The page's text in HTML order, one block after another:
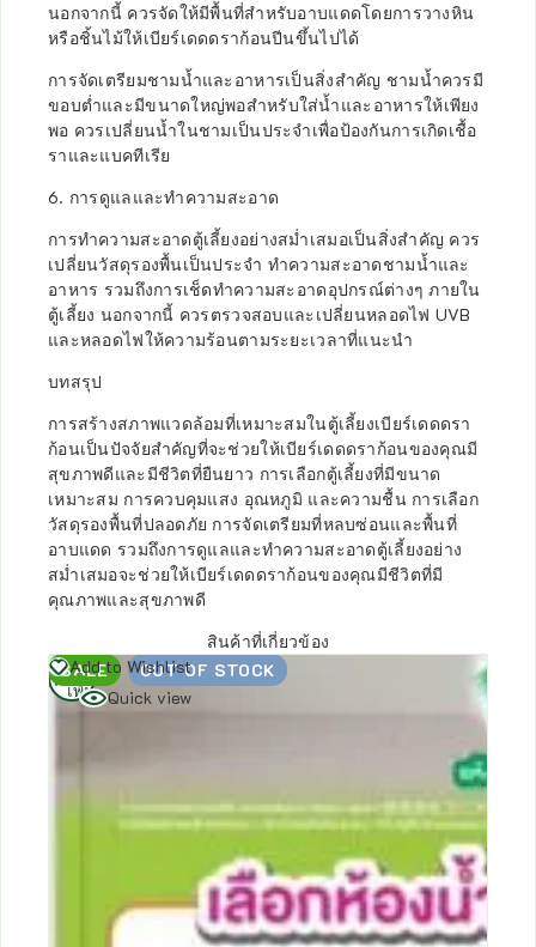
นอกจากนี้ ควรจัดให้มีพื้นที่สำหรับอาบแดดโดยการวางหิน
หรือชิ้นไม้ให้เบียร์เดดดราก้อนปีนขึ้นไปได้
การจัดเตรียมชามน้ำและอาหารเป็นสิ่งสำคัญ ชามน้ำควรมี
ขอบต่ำและมีขนาดใหญ่พอสำหรับใส่น้ำและอาหารให้เพียง
พอ ควรเปลี่ยนน้ำในชามเป็นประจำเพื่อป้องกันการเกิดเชื้อ
ราและแบคทีเรีย
6. การดูแลและทำความสะอาด
การทำความสะอาดตู้เลี้ยงอย่างสม่ำเสมอเป็นสิ่งสำคัญ ควร
เปลี่ยนวัสดุรองพื้นเป็นประจำ ทำความสะอาดชามน้ำและ
อาหาร รวมถึงการเช็ดทำความสะอาดอุปกรณ์ต่างๆ ภายใน
ตู้เลี้ยง นอกจากนี้ ควรตรวจสอบและเปลี่ยนหลอดไฟ UVB
และหลอดไฟให้ความร้อนตามระยะเวลาที่แนะนำ
บทสรุป
การสร้างสภาพแวดล้อมที่เหมาะสมในตู้เลี้ยงเบียร์เดดดรา
ก้อนเป็นปัจจัยสำคัญที่จะช่วยให้เบียร์เดดดราก้อนของคุณมี
สุขภาพดีและมีชีวิตที่ยืนยาว การเลือกตู้เลี้ยงที่มีขนาด
เหมาะสม การควบคุมแสง อุณหภูมิ และความชื้น การเลือก
วัสดุรองพื้นที่ปลอดภัย การจัดเตรียมที่หลบซ่อนและพื้นที่
อาบแดด รวมถึงการดูแลและทำความสะอาดตู้เลี้ยงอย่าง
สม่ำเสมอจะช่วยให้เบียร์เดดดราก้อนของคุณมีชีวิตที่มี
คุณภาพและสุขภาพดี
สินค้าที่เกี่ยวข้อง
SALE
OUT OF STOCK
Add to Wishlist
Quick view
อ่าน
เพิ่ม